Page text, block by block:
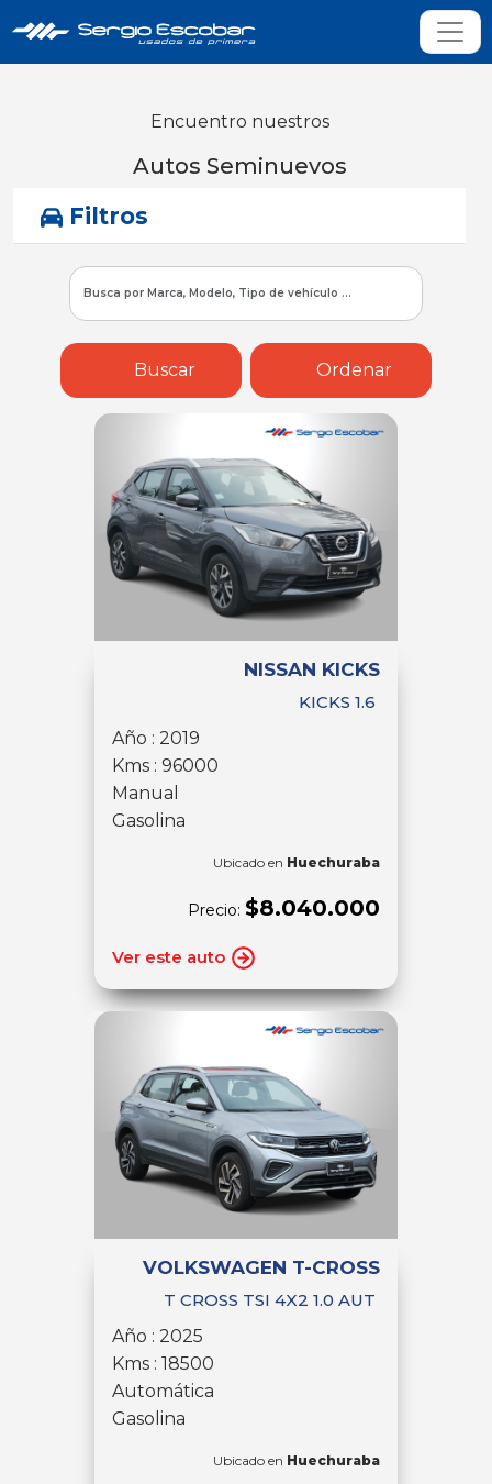
Encuentro nuestros
Autos Seminuevos
Filtros
Buscar Ordenar
NISSAN KICKS
KICKS 1.6
Año : 2019
Kms : 96000
Manual
Gasolina
Ubicado en Huechuraba
Precio: $8.040.000
Ver este auto
VOLKSWAGEN T-CROSS
T CROSS TSI 4X2 1.0 AUT
Año : 2025
Kms : 18500
Automática
Gasolina
Ubicado en Huechuraba